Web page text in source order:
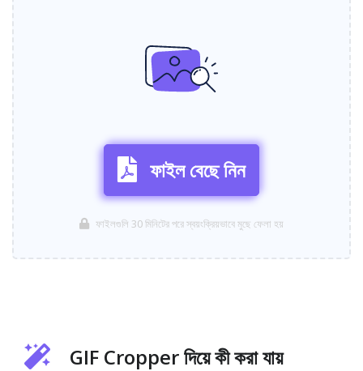
ফাইল বেছে নিন
ফাইলগুলি 30 মিনিটের পরে স্বয়ংক্রিয়ভাবে মুছে ফেলা হয়
GIF Cropper দিয়ে কী করা যায়